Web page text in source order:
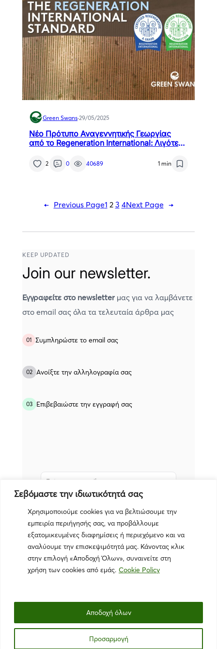
Σεβόμαστε την ιδιωτικότητά σας
Χρησιμοποιούμε cookies για να βελτιώσουμε την
εμπειρία περιήγησής σας, να προβάλλουμε
εξατομικευμένες διαφημίσεις ή περιεχόμενο και να
αναλύουμε την επισκεψιμότητά μας. Κάνοντας κλικ
στην επιλογή «Αποδοχή Όλων», συναινείτε στη
χρήση των cookies από εμάς. Cookie Policy
Προσαρμογή
Αποδοχή όλων
Green Swans·29/05/2025
Νέο Πρότυπο Αναγεννητικής Γεωργίας
από το Regeneration International: Λιγότερη
2 0 40689 1 min
← Previous Page1 2 3 4Next Page →
KEEP UPDATED
Join our newsletter.
Εγγραφείτε στο newsletter μας για να λαμβάνετε
στο email σας όλα τα τελευταία άρθρα μας
01 Συμπληρώστε το email σας
02 Ανοίξτε την αλληλογραφία σας
03 Eπιβεβαιώστε την εγγραφή σας
Subscribe
Πολιτική Απορρήτου|Όροι Χρήσης|Πολιτική Cookies
© 2025 The Green Swans. All rights reserved. |